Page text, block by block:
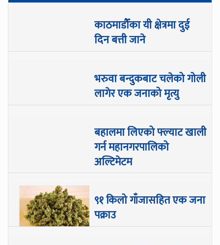
काठमाडौँका यी क्षेत्रमा दुई
दिन बत्ती जाने
भरुवा बन्दुकबाट चलेको गोली
लागेर एक जनाको मृत्यु
बहालमा लिएको फ्ल्याट खाली
गर्न महानगरपालिको
अल्टिमेटम
९१ किलो गाँजासहित एक जना
पक्राउ